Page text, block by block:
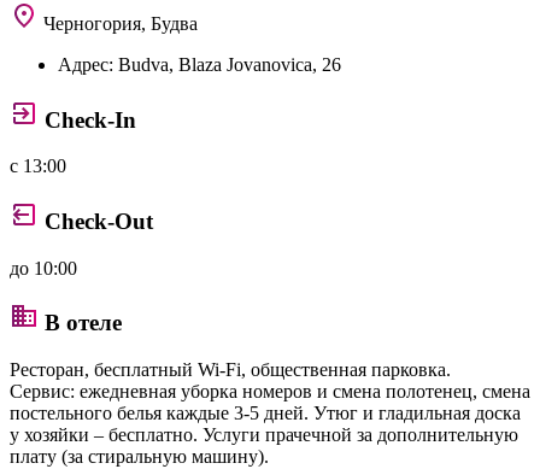
Черногория, Будва
Адрес: Budva, Blaza Jovanovica, 26
Check-In
с 13:00
Check-Out
до 10:00
В отеле
Ресторан, бесплатный Wi-Fi, общественная парковка.
Сервис: ежедневная уборка номеров и смена полотенец, смена
постельного белья каждые 3-5 дней. Утюг и гладильная доска
у хозяйки – бесплатно. Услуги прачечной за дополнительную
плату (за стиральную машину).